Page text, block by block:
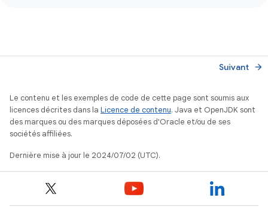
Suivant arrow_forward
Le contenu et les exemples de code de cette page sont soumis aux
licences décrites dans la Licence de contenu. Java et OpenJDK sont
des marques ou des marques déposées d'Oracle et/ou de ses
sociétés affiliées.
Dernière mise à jour le 2024/07/02 (UTC).